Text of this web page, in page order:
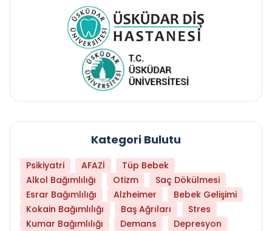
Kategori Bulutu
Psikiyatri AFAZİ
Tüp Bebek
Alkol Bağımlılığı
Otizm
Saç Dökülmesi
Esrar Bağımlılığı
Alzheimer
Bebek Gelişimi
Kokain Bağımlılığı
Baş Ağrıları
Stres
Kumar Bağımlılığı
Demans
Depresyon